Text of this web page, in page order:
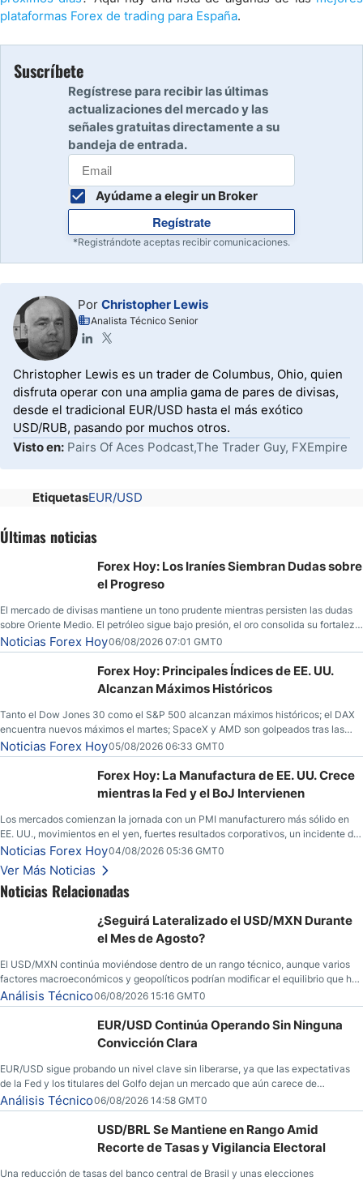
plataformas Forex de trading para España.
Suscríbete
Regístrese para recibir las últimas
actualizaciones del mercado y las
señales gratuitas directamente a su
bandeja de entrada.
Ayúdame a elegir un Broker
Regístrate
*Registrándote aceptas recibir comunicaciones.
Por Christopher Lewis
Analista Técnico Senior
Christopher Lewis es un trader de Columbus, Ohio, quien
disfruta operar con una amplia gama de pares de divisas,
desde el tradicional EUR/USD hasta el más exótico
USD/RUB, pasando por muchos otros.
Visto en: Pairs Of Aces Podcast,The Trader Guy, FXEmpire
EtiquetasEUR/USD
Últimas noticias
Forex Hoy: Los Iraníes Siembran Dudas sobre
el Progreso
El mercado de divisas mantiene un tono prudente mientras persisten las dudas
sobre Oriente Medio. El petróleo sigue bajo presión, el oro consolida su fortaleza
y los operadores esperan nuevas referencias económicas desde Estados
Unidos.
Noticias Forex Hoy06/08/2026 07:01 GMT0
Forex Hoy: Principales Índices de EE. UU.
Alcanzan Máximos Históricos
Tanto el Dow Jones 30 como el S&P 500 alcanzan máximos históricos; el DAX
encuentra nuevos máximos el martes; SpaceX y AMD son golpeados tras las
llamadas de ganancias; el petróleo crudo cae por debajo de los $80 con nuevas
esperanzas; el dólar estadounidense continúa intentando estabilizarse frente al
yen; el peso mexicano ve un repunte a medida que las tasas caen en EE. UU.
Noticias Forex Hoy05/08/2026 06:33 GMT0
Forex Hoy: La Manufactura de EE. UU. Crece
mientras la Fed y el BoJ Intervienen
Los mercados comienzan la jornada con un PMI manufacturero más sólido en
EE. UU., movimientos en el yen, fuertes resultados corporativos, un incidente de
seguridad en Bitcoin y nuevas señales desde el mercado del petróleo.
Noticias Forex Hoy04/08/2026 05:36 GMT0
Ver Más Noticias
Noticias Relacionadas
¿Seguirá Lateralizado el USD/MXN Durante
el Mes de Agosto?
El USD/MXN continúa moviéndose dentro de un rango técnico, aunque varios
factores macroeconómicos y geopolíticos podrían modificar el equilibrio que ha
dominado al mercado en las últimas semanas.
Análisis Técnico06/08/2026 15:16 GMT0
EUR/USD Continúa Operando Sin Ninguna
Convicción Clara
EUR/USD sigue probando un nivel clave sin liberarse, ya que las expectativas
de la Fed y los titulares del Golfo dejan un mercado que aún carece de
convicción real.
Análisis Técnico06/08/2026 14:58 GMT0
USD/BRL Se Mantiene en Rango Amid
Recorte de Tasas y Vigilancia Electoral
Una reducción de tasas del banco central de Brasil y unas elecciones